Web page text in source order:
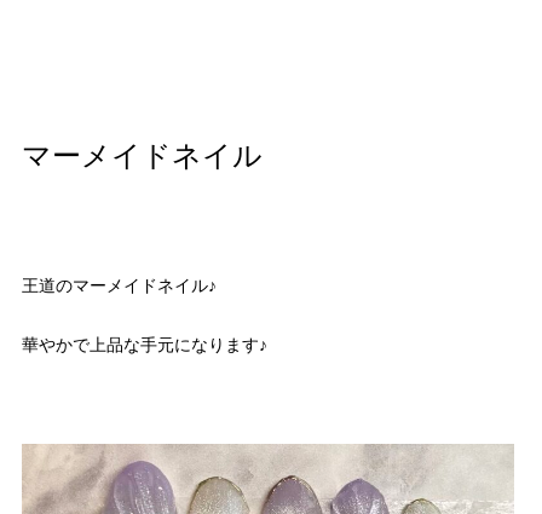
マーメイドネイル
王道のマーメイドネイル♪
華やかで上品な手元になります♪